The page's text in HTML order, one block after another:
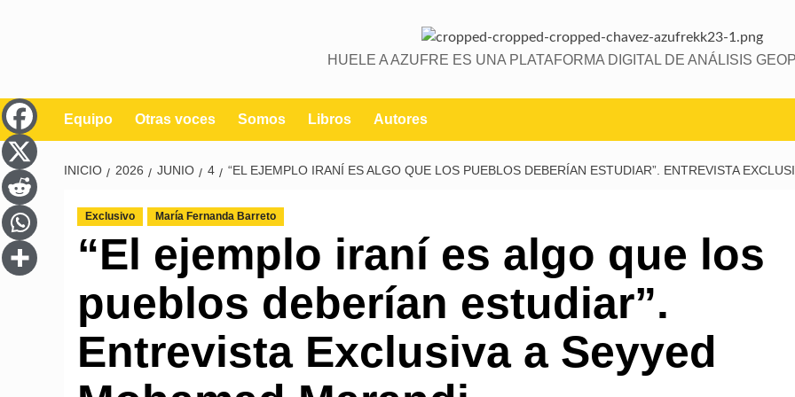
HUELE A AZUFRE ES UNA PLATAFORMA DIGITAL DE ANÁLISIS
Equipo Otras voces Somos Libros Autores
INICIO 2026 JUNIO 4 “EL EJEMPLO IRANÍ ES ALGO QUE LOS PUEBLOS DEBERÍAN ESTUDIAR”. ENTREVISTA
Exclusivo María Fernanda Barreto
“El ejemplo iraní es algo que los
pueblos deberían estudiar”.
Entrevista Exclusiva a Seyyed